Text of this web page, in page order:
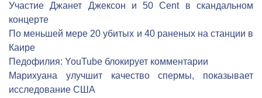
Участие Джанет Джексон и 50 Cent в скандальном
концерте
По меньшей мере 20 убитых и 40 раненых на станции в
Каире
Педофилия: YouTube блокирует комментарии
Марихуана улучшит качество спермы, показывает
исследование США